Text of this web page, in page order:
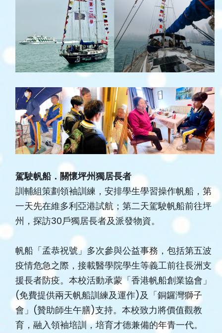
駕駛帆船．關懷坪州獨居長者
訓輔組策劃領袖訓練，安排學生學習操作帆船，第
一天先在維多利亞港試航；第二天駕駛帆船前往坪
州，探訪30戶獨居長者及派發物資。
帆船「孟恭祝號」多次參與公益事務，包括第五波
疫情危急之際，接載醫學院學生等義工前往長洲支
援長者防疫。本校活動承蒙「香港帆船創業協會」
(免費提供兩天帆船訓練及運作)及「銅鑼灣獅子
會」(贊助師生午膳)支持。本校致力將價值觀教
育，融入領袖培訓，培育才德兼備的年青一代。